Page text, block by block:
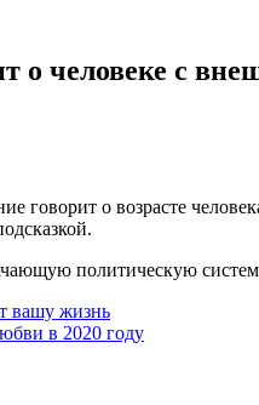
о человеке с
говорит о возрасте
политическую
вашу жизнь
в 2020 году